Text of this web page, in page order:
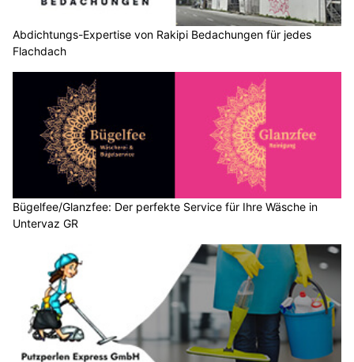
Abdichtungs-Expertise von Rakipi Bedachungen für jedes
Flachdach
Bügelfee/Glanzfee: Der perfekte Service für Ihre Wäsche in
Untervaz GR